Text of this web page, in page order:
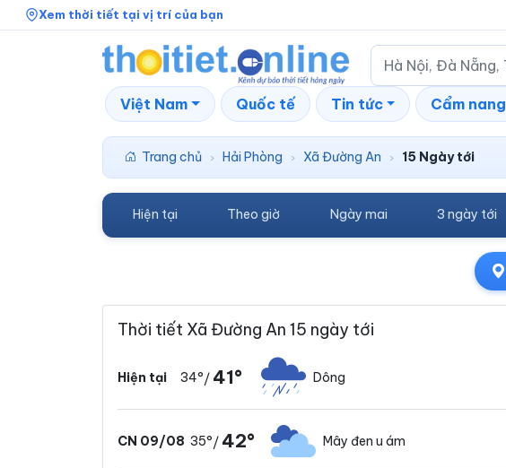
Xem thời tiết tại vị trí của bạn
Việt Nam Quốc tế Tin tức Cẩm nang
Trang chủ › Hải Phòng › Xã Đường An › 15 Ngày tới
Hiện tại Theo giờ Ngày mai 3 ngày tới
Thời tiết Xã Đường An 15 ngày tới
Hiện tại 34°/ 41° Dông
CN 09/08 35°/ 42° Mây đen u ám